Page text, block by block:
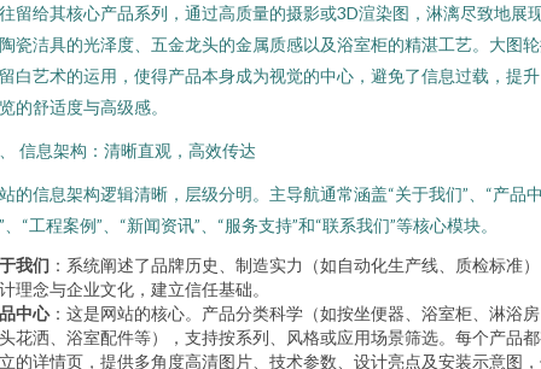
留给其核心产品系列，通过高质量的摄影或3D渲染图，淋漓尽致地展
瓷洁具的光泽度、五金龙头的金属质感以及浴室柜的精湛工艺。大图
白艺术的运用，使得产品本身成为视觉的中心，避免了信息过载，提
的舒适度与高级感。
信息架构：清晰直观，高效传达
的信息架构逻辑清晰，层级分明。主导航通常涵盖“关于我们”、“产品
、“工程案例”、“新闻资讯”、“服务支持”和“联系我们”等核心模块。
我们 ：系统阐述了品牌历史、制造实力（如自动化生产线、质检标准
理念与企业文化，建立信任基础。
中心：这是网站的核心。产品分类科学（如按坐便器、浴室柜、淋浴
花洒、浴室配件等），支持按系列、风格或应用场景筛选。每个产品
的详情页，提供多角度高清图片、技术参数、设计亮点及安装示意图